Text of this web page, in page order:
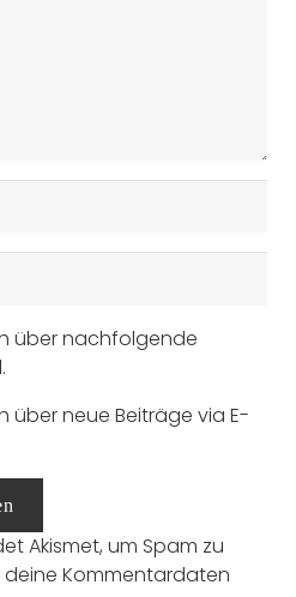
über nachfolgende
über neue Beiträge via E-
Akismet, um Spam zu
deine Kommentardaten